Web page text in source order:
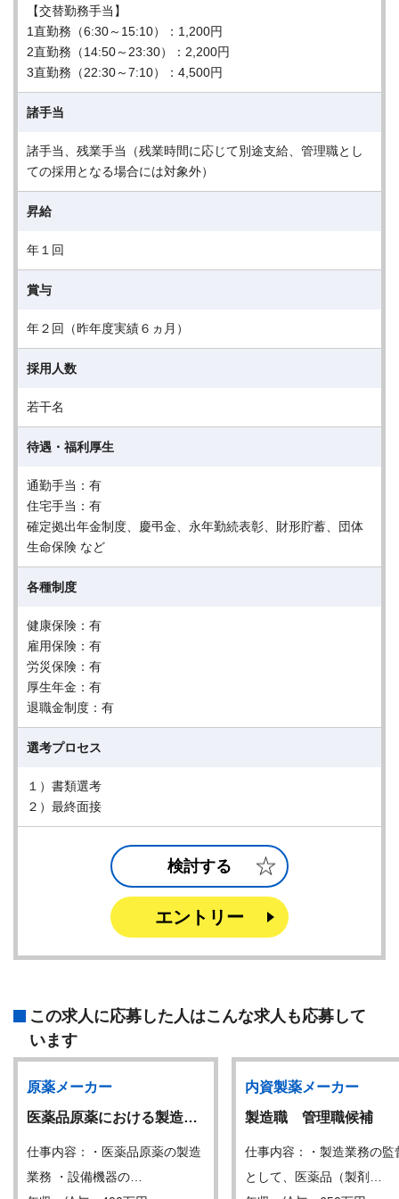
【交替勤務手当】
1直勤務（6:30～15:10）：1,200円
2直勤務（14:50～23:30）：2,200円
3直勤務（22:30～7:10）：4,500円
諸手当
諸手当、残業手当（残業時間に応じて別途支給、管理職とし
ての採用となる場合には対象外）
昇給
年１回
賞与
年２回（昨年度実績６ヵ月）
採用人数
若干名
待遇・福利厚生
通勤手当：有
住宅手当：有
確定拠出年金制度、慶弔金、永年勤続表彰、財形貯蓄、団体
生命保険 など
各種制度
健康保険：有
雇用保険：有
労災保険：有
厚生年金：有
退職金制度：有
選考プロセス
１）書類選考
２）最終面接
検討する
エントリー
この求人に応募した人はこんな求人も応募して
います
原薬メーカー
医薬品原薬における製造…
仕事内容：・医薬品原薬の製造
業務 ・設備機器の…
内資製薬メーカー
製造職 管理職候補
仕事内容：・製造業務の監
として、医薬品（製剤…